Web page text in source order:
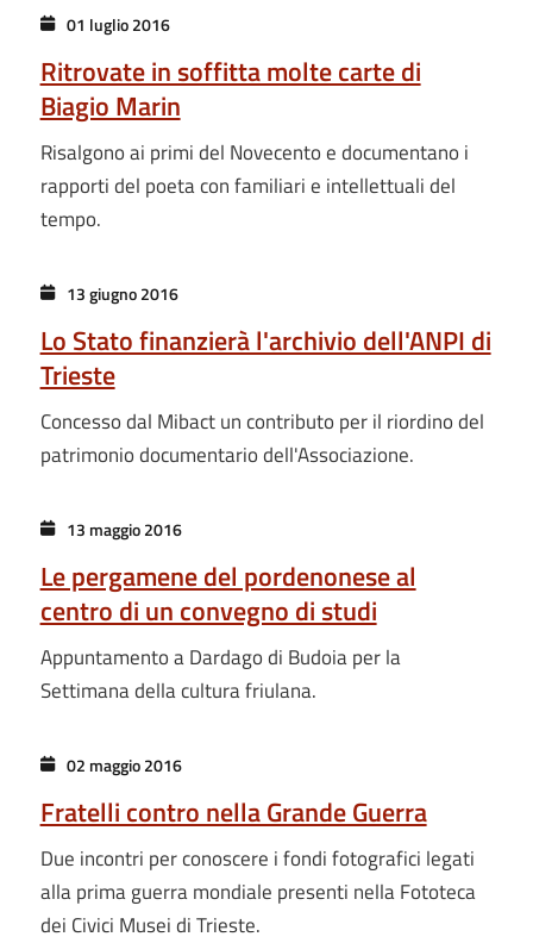
01 luglio 2016
Ritrovate in soffitta molte carte di
Biagio Marin
Risalgono ai primi del Novecento e documentano i
rapporti del poeta con familiari e intellettuali del
tempo.
13 giugno 2016
Lo Stato finanzierà l'archivio dell'ANPI di
Trieste
Concesso dal Mibact un contributo per il riordino del
patrimonio documentario dell'Associazione.
13 maggio 2016
Le pergamene del pordenonese al
centro di un convegno di studi
Appuntamento a Dardago di Budoia per la
Settimana della cultura friulana.
02 maggio 2016
Fratelli contro nella Grande Guerra
Due incontri per conoscere i fondi fotografici legati
alla prima guerra mondiale presenti nella Fototeca
dei Civici Musei di Trieste.